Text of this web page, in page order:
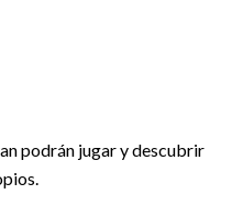
podrán jugar y descubrir